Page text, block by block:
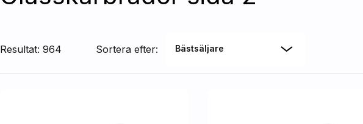
Resultat: 964 Sortera efter: Bästsäljare